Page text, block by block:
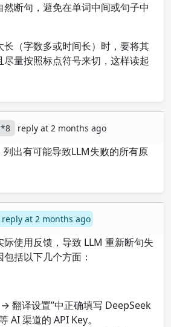
然断句，避免在单词中间或句子中
长（字数多或时间长）时，要将其
量按照标点符号来切，这样读起
reply at 2 months ago
出有可能导致LLM失败的所有原
reply at 2 months ago
使用反馈，导致 LLM 重新断句失
括以下几个方面：
翻译设置”中正确填写 DeepSeek
AI 渠道的 API Key。